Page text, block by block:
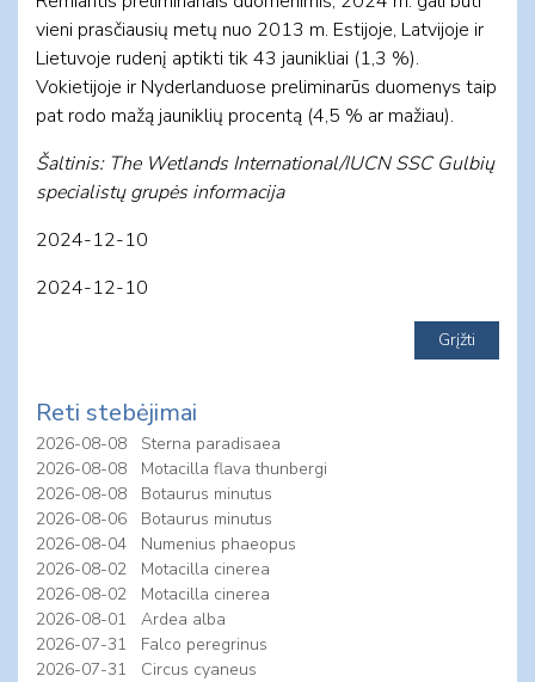
vieni prasčiausių metų nuo 2013 m. Estijoje, Latvijoje ir
Lietuvoje rudenį aptikti tik 43 jaunikliai (1,3 %).
Vokietijoje ir Nyderlanduose preliminarūs duomenys taip
pat rodo mažą jauniklių procentą (4,5 % ar mažiau).
Šaltinis: The Wetlands International/IUCN SSC Gulbių
specialistų grupės informacija
2024-12-10
2024-12-10
Reti stebėjimai
2026-08-08
Sterna paradisaea
2026-08-08
Motacilla flava thunbergi
2026-08-08
Botaurus minutus
2026-08-06
Botaurus minutus
2026-08-04
Numenius phaeopus
2026-08-02
Motacilla cinerea
2026-08-02
Motacilla cinerea
2026-08-01
Ardea alba
2026-07-31
Falco peregrinus
2026-07-31
Circus cyaneus